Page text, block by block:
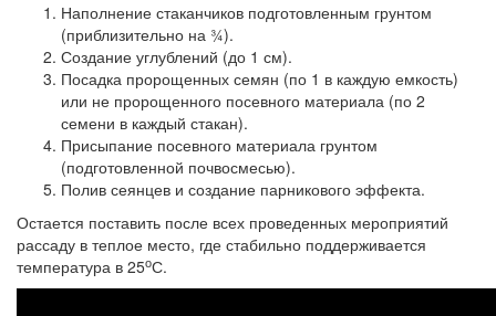
Наполнение стаканчиков подготовленным грунтом
(приблизительно на ¾).
Создание углублений (до 1 см).
Посадка пророщенных семян (по 1 в каждую емкость)
или не пророщенного посевного материала (по 2
семени в каждый стакан).
Присыпание посевного материала грунтом
(подготовленной почвосмесью).
Полив сеянцев и создание парникового эффекта.
Остается поставить после всех проведенных мероприятий
рассаду в теплое место, где стабильно поддерживается
температура в 25оС.